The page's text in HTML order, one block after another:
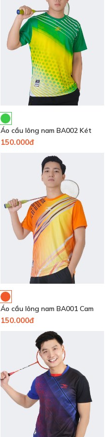
Áo cầu lông nam BA002 Két
150.000đ
Áo cầu lông nam BA001 Cam
150.000đ